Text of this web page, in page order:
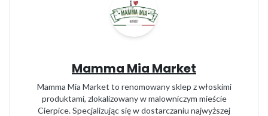
Mamma Mia Market
Mamma Mia Market to renomowany sklep z włoskimi
produktami, zlokalizowany w malowniczym mieście
Cierpice. Specjalizując się w dostarczaniu najwyższej